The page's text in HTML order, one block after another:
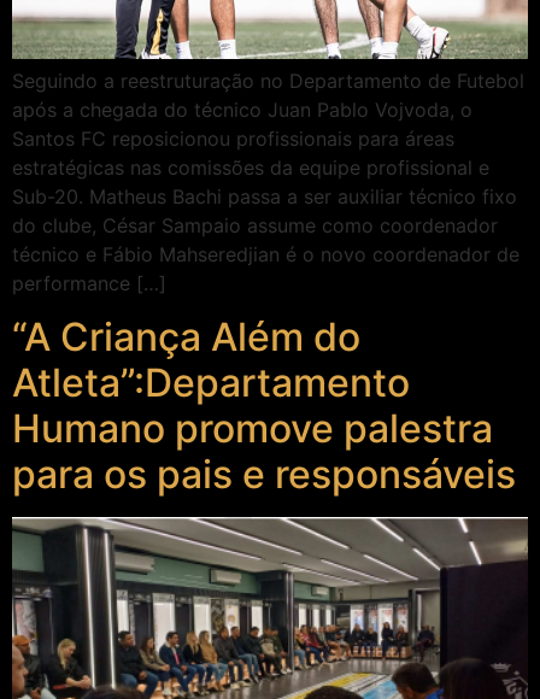
Seguindo a reestruturação no Departamento de Futebol
após a chegada do técnico Juan Pablo Vojvoda, o
Santos FC reposicionou profissionais para áreas
estratégicas nas comissões da equipe profissional e
Sub-20. Matheus Bachi passa a ser auxiliar técnico fixo
do clube, César Sampaio assume como coordenador
técnico e Fábio Mahseredjian é o novo coordenador de
performance […]
“A Criança Além do
Atleta”:Departamento
Humano promove palestra
para os pais e responsáveis